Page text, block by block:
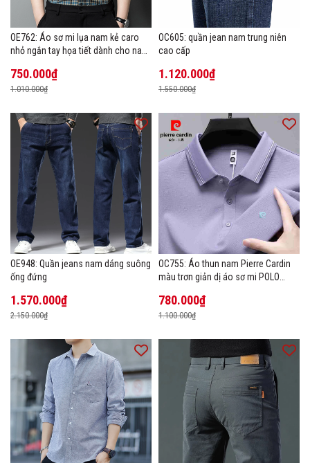
OE762: Áo sơ mi lụa nam kẻ caro
nhỏ ngắn tay họa tiết dành cho nam
750.000₫
1.010.000₫
OC605: quần jean nam trung niên
cao cấp
1.120.000₫
1.550.000₫
OE948: Quần jeans nam dáng suông
ống đứng
1.570.000₫
2.150.000₫
OC755: Áo thun nam Pierre Cardin
màu trơn giản dị áo sơ mi POLO
780.000₫
1.100.000₫